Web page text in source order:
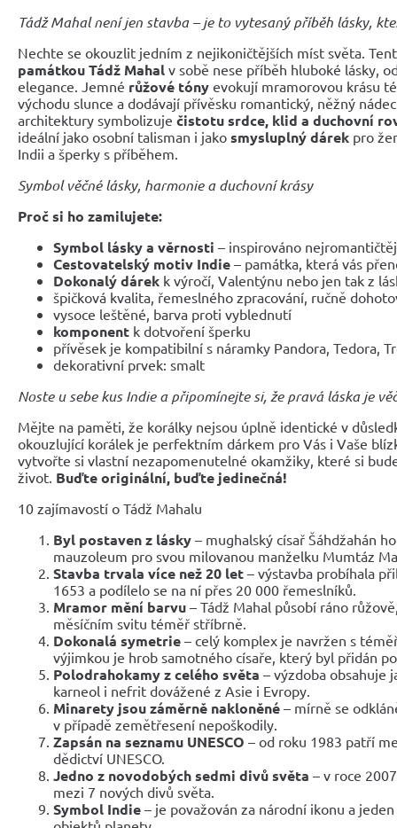
Tádž Mahal není jen stavba – je to vytesaný příběh lásky,
Nechte se okouzlit jedním z nejikoničtějších míst světa.
památkouTádž Mahal v sobě nese příběh hluboké lásky,
elegance. Jemné růžové tóny evokují mramorovou krásu
východu slunce a dodávají přívěsku romantický, něžný
architektury symbolizuje čistotu srdce, klid a duchovní
ideální jako osobní talisman i jako smysluplný dárek pro
Indii a šperky s příběhem.
Symbol věčné lásky, harmonie a duchovní krásy
Proč si ho zamilujete:
Symbol lásky a věrnosti – inspirováno
Cestovatelský motiv Indie – památka, která vás
Dokonalý dárek k výročí, Valentýnu nebo jen tak z
špičková kvalita, řemeslného zpracování, ručně
vysoce leštěné, barva proti vyblednutí
komponent k dotvoření šperku
přívěsek je kompatibilní s náramky Pandora, Tedora,
dekorativní prvek: smalt
Noste u sebe kus Indie a připomínejte si, že pravá láska je
Mějte na paměti, že korálky nejsou úplně identické v
okouzlující korálek je perfektním dárkem pro Vás i Vaše
vytvořte si vlastní nezapomenutelné okamžiky, které si
život. Buďte originální, buďte jedinečná!
10 zajímavostí o Tádž Mahalu
Byl postaven z lásky – mughalský císař Šáhdžahán
mauzoleum pro svou milovanou manželku Mumtáz
Stavba trvala více než 20 let – výstavba probíhala
1653 a podílelo se na ní přes 20 000 řemeslníků.
Mramor mění barvu – Tádž Mahal působí ráno
měsíčním svitu téměř stříbrně.
Dokonalá symetrie – celý komplex je navržen s
výjimkou je hrob samotného císaře, který byl přidán
Polodrahokamy z celého světa – výzdoba obsahuje
karneol i nefrit dovážené z Asie i Evropy.
Minarety jsou záměrně nakloněné – mírně se
v případě zemětřesení nepoškodily.
Zapsán na seznamu UNESCO – od roku 1983 patří
dědictví UNESCO.
Jedno z novodobých sedmi divů světa – v roce
mezi 7 nových divů světa.
Symbol Indie – je považován za národní ikonu a